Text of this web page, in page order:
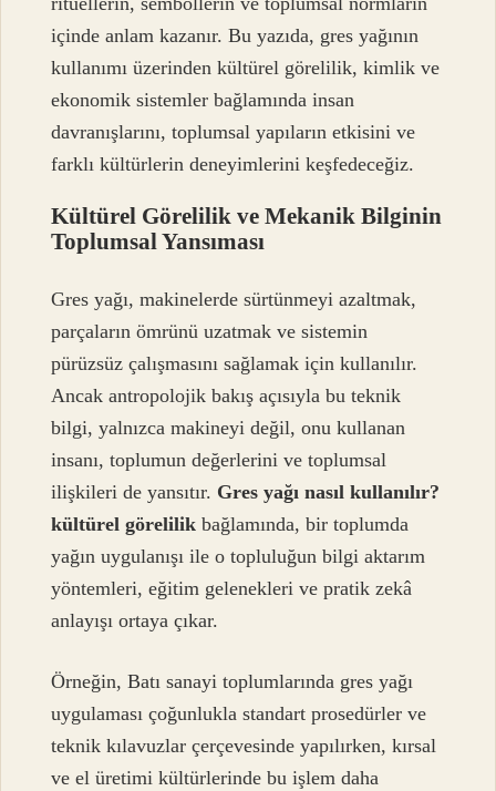
içinde anlam kazanır. Bu yazıda, gres yağının
kullanımı üzerinden kültürel görelilik, kimlik ve
ekonomik sistemler bağlamında insan
davranışlarını, toplumsal yapıların etkisini ve
farklı kültürlerin deneyimlerini keşfedeceğiz.
Kültürel Görelilik ve Mekanik Bilginin
Toplumsal Yansıması
Gres yağı, makinelerde sürtünmeyi azaltmak,
parçaların ömrünü uzatmak ve sistemin
pürüzsüz çalışmasını sağlamak için kullanılır.
Ancak antropolojik bakış açısıyla bu teknik
bilgi, yalnızca makineyi değil, onu kullanan
insanı, toplumun değerlerini ve toplumsal
ilişkileri de yansıtır. Gres yağı nasıl kullanılır?
kültürel görelilik bağlamında, bir toplumda
yağın uygulanışı ile o topluluğun bilgi aktarım
yöntemleri, eğitim gelenekleri ve pratik zekâ
anlayışı ortaya çıkar.
Örneğin, Batı sanayi toplumlarında gres yağı
uygulaması çoğunlukla standart prosedürler ve
teknik kılavuzlar çerçevesinde yapılırken, kırsal
ve el üretimi kültürlerinde bu işlem daha